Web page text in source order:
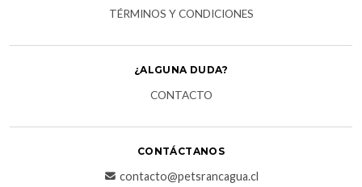
TÉRMINOS Y CONDICIONES
¿ALGUNA DUDA?
CONTACTO
CONTÁCTANOS
contacto@petsrancagua.cl